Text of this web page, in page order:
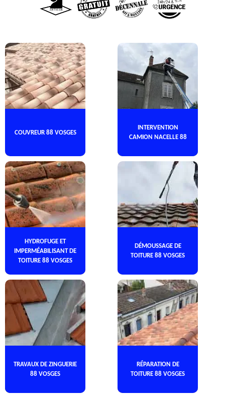
COUVREUR 88 VOSGES
INTERVENTION
CAMION NACELLE 88
HYDROFUGE ET
IMPERMÉABILISANT DE
TOITURE 88 VOSGES
DÉMOUSSAGE DE
TOITURE 88 VOSGES
TRAVAUX DE ZINGUERIE
88 VOSGES
RÉPARATION DE
TOITURE 88 VOSGES